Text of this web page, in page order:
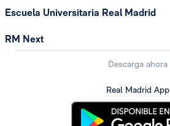
Escuela Universitaria Real Madrid
RM Next
Descarga ahora
Real Madrid App